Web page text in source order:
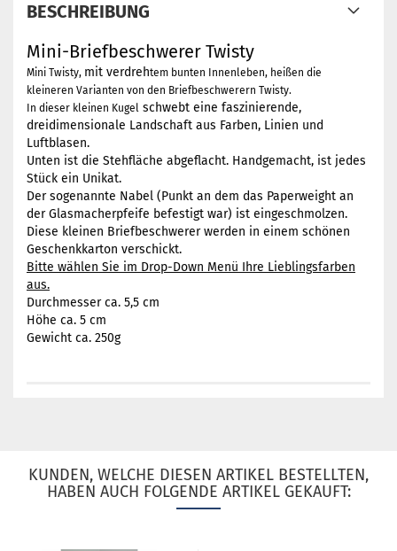
BESCHREIBUNG
Mini-Briefbeschwerer Twisty
Mini Twisty, mit verdrehtem bunten Innenleben, heißen die
kleineren Varianten von den Briefbeschwerern Twisty.
In dieser kleinen Kugel schwebt eine faszinierende,
dreidimensionale Landschaft aus Farben, Linien und
Luftblasen.
Unten ist die Stehfläche abgeflacht. Handgemacht, ist jedes
Stück ein Unikat.
Der sogenannte Nabel (Punkt an dem das Paperweight an
der Glasmacherpfeife befestigt war) ist eingeschmolzen.
Diese kleinen Briefbeschwerer werden in einem schönen
Geschenkkarton verschickt.
Bitte wählen Sie im Drop-Down Menü Ihre Lieblingsfarben
aus.
Durchmesser ca. 5,5 cm
Höhe ca. 5 cm
Gewicht ca. 250g
KUNDEN, WELCHE DIESEN ARTIKEL BESTELLTEN,
HABEN AUCH FOLGENDE ARTIKEL GEKAUFT: